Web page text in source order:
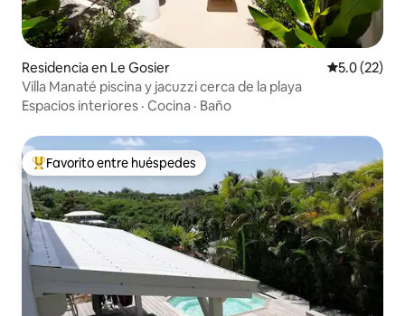
Residencia en Le Gosier Calificación
5.0 (22)
Villa Manaté piscina y jacuzzi cerca de la playa
Espacios interiores · Cocina · Baño
De los mejores en Favorito entre huéspedes
Favorito entre huéspedes